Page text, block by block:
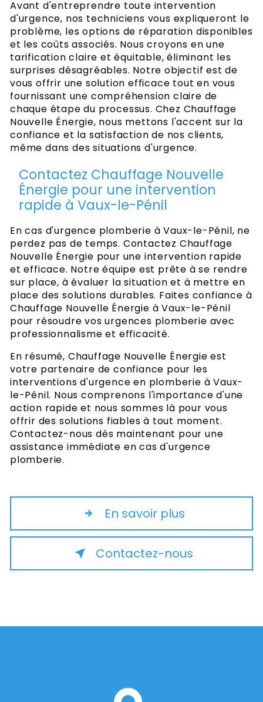
Avant d'entreprendre toute intervention
d'urgence, nos techniciens vous expliqueront le
problème, les options de réparation disponibles
et les coûts associés. Nous croyons en une
tarification claire et équitable, éliminant les
surprises désagréables. Notre objectif est de
vous offrir une solution efficace tout en vous
fournissant une compréhension claire de
chaque étape du processus. Chez Chauffage
Nouvelle Énergie, nous mettons l'accent sur la
confiance et la satisfaction de nos clients,
même dans des situations d'urgence.
Contactez Chauffage Nouvelle
Énergie pour une intervention
rapide à Vaux-le-Pénil
En cas d'urgence plomberie à Vaux-le-Pénil, ne
perdez pas de temps. Contactez Chauffage
Nouvelle Énergie pour une intervention rapide
et efficace. Notre équipe est prête à se rendre
sur place, à évaluer la situation et à mettre en
place des solutions durables. Faites confiance à
Chauffage Nouvelle Énergie à Vaux-le-Pénil
pour résoudre vos urgences plomberie avec
professionnalisme et efficacité.
En résumé, Chauffage Nouvelle Énergie est
votre partenaire de confiance pour les
interventions d'urgence en plomberie à Vaux-
le-Pénil. Nous comprenons l'importance d'une
action rapide et nous sommes là pour vous
offrir des solutions fiables à tout moment.
Contactez-nous dès maintenant pour une
assistance immédiate en cas d'urgence
plomberie.
En savoir plus
Contactez-nous